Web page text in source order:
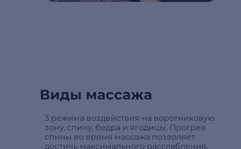
Виды массажа
3 режима воздействия на воротниковую
зону, спину, бедра и ягодицы. Прогрев
спины во время массажа позволяет
достичь максимального расслабления.